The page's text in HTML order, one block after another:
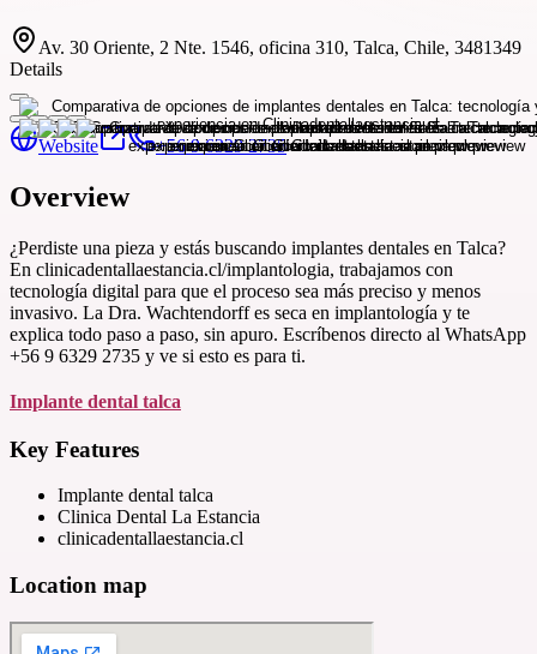
Av. 30 Oriente, 2 Nte. 1546, oficina 310, Talca, Chile, 3481349
Details
Website +56 9 6329 2735
Overview
¿Perdiste una pieza y estás buscando implantes dentales en Talca?
En clinicadentallaestancia.cl/implantologia, trabajamos con
tecnología digital para que el proceso sea más preciso y menos
invasivo. La Dra. Wachtendorff es seca en implantología y te
explica todo paso a paso, sin apuro. Escríbenos directo al WhatsApp
+56 9 6329 2735 y ve si esto es para ti.
Implante dental talca
Key Features
Implante dental talca
Clinica Dental La Estancia
clinicadentallaestancia.cl
Location map